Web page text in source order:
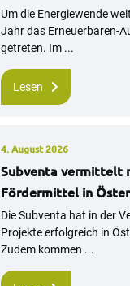
Um die Energiewende
Jahr das Erneuerbaren-
getreten. Im ...
Lesen
4. August 2026
Subventa vermittelt
Fördermittel in
Die Subventa hat in der
Projekte erfolgreich in
Zudem kommen ...